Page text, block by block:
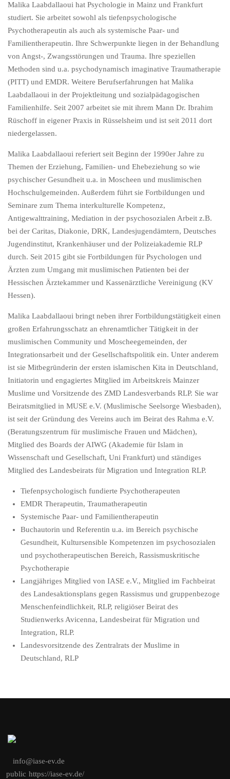
Malika Laabdallaoui hat Psychologie in Mainz und Frankfurt
studiert. Sie arbeitet sowohl als tiefenpsychologische
Psychotherapeutin als auch als systemische Paar- und
Familientherapeutin. Ihre Schwerpunkte liegen in der Behandlung
von Angst-, Zwangsstörungen und Trauma. Ihre speziellen
Methoden sind u.a. psychodynamisch imaginative Traumatherapie
(PITT) und EMDR. Weitere Berufserfahrungen hat Malika
Laabdallaoui in der Projektleitung und sozialpädagogischen
Familienhilfe. Seit 2007 arbeitet sie mit ihrem Mann Dr. Ibrahim
Rüschoff in eigener Praxis in Rüsselsheim und ist seit 2011 dort
niedergelassen.
Malika Laabdallaoui referiert seit Beginn der 1990er Jahre zu
Themen der Erziehung, Familien- und Ehebeziehung so wie
psychischer Gesundheit u.a. in Moscheen und muslimischen
Hochschulgemeinden. Außerdem führt sie Fortbildungen und
Seminare zum Thema interkulturelle Kompetenz,
Antigewalttraining, Mediation in der psychosozialen Arbeit z.B.
bei der Caritas, Diakonie, DRK, Landesjugendämtern, Deutsches
Jugendinstitut, Krankenhäuser und der Polizeiakademie RLP
durch. Seit 2015 gibt sie Fortbildungen für Psychologen und
Ärzten zum Umgang mit muslimischen Patienten bei der
Hessischen Ärztekammer und Kassenärztliche Vereinigung (KV
Hessen).
Malika Laabdallaoui bringt neben ihrer Fortbildungstätigkeit einen
großen Erfahrungsschatz an ehrenamtlicher Tätigkeit in der
muslimischen Community und Moscheegemeinden, der
Integrationsarbeit und der Gesellschaftspolitik ein. Unter anderem
ist sie Mitbegründerin der ersten islamischen Kita in Deutschland,
Initiatorin und engagiertes Mitglied im Arbeitskreis Mainzer
Muslime und Vorsitzende des ZMD Landesverbands RLP. Sie war
Beiratsmitglied in MUSE e.V. (Muslimische Seelsorge Wiesbaden),
ist seit der Gründung des Vereins auch im Beirat des Rahma e.V.
(Beratungszentrum für muslimische Frauen und Mädchen),
Mitglied des Boards der AIWG (Akademie für Islam in
Wissenschaft und Gesellschaft, Uni Frankfurt) und ständiges
Mitglied des Landesbeirats für Migration und Integration RLP.
Tiefenpsychologisch fundierte Psychotherapeuten
EMDR Therapeutin, Traumatherapeutin
Systemische Paar- und Familientherapeutin
Buchautorin und Referentin u.a. im Bereich psychische
Gesundheit, Kultursensible Kompetenzen im psychosozialen
und psychotherapeutischen Bereich, Rassismuskritische
Psychotherapie
Langjähriges Mitglied von IASE e.V., Mitglied im Fachbeirat
des Landesaktionsplans gegen Rassismus und gruppenbezoge
Menschenfeindlichkeit, RLP, religiöser Beirat des
Studienwerks Avicenna, Landesbeirat für Migration und
Integration, RLP.
Landesvorsitzende des Zentralrats der Muslime in
Deutschland, RLP
info@iase-ev.de
public https://iase-ev.de/